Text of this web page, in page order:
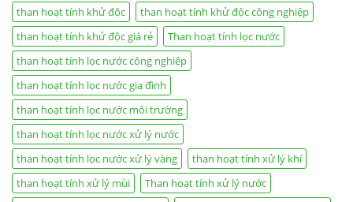
than hoạt tính khử độc
than hoạt tính khử độc công nghiệp
than hoạt tính khử độc giá rẻ
Than hoạt tính lọc nước
than hoạt tính lọc nước công nghiệp
than hoạt tính lọc nước gia đình
than hoạt tính lọc nước môi trường
than hoạt tính lọc nước xử lý nước
than hoạt tính lọc nước xử lý vàng
than hoạt tính xử lý khí
than hoạt tính xử lý mùi
Than hoạt tính xử lý nước